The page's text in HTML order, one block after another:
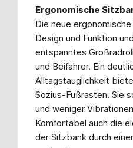
Ergonomische
Die neue
Design und Funktion
entspanntes
und Beifahrer. Ein
Alltagstauglichkeit
Sozius-Fußrasten. Sie
und weniger
Komfortabel auch die
der Sitzbank durch